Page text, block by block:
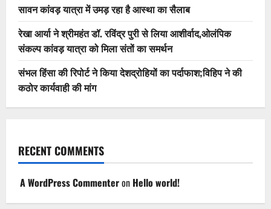
सावन कांवड़ यात्रा में उमड़ रहा है आस्था का सैलाब
रेखा आर्या ने श्रीमहंत डॉ. रविंद्र पुरी से लिया आशीर्वाद,ओलंपिक
संकल्प कांवड़ यात्रा को मिला संतों का समर्थन
संभल हिंसा की रिपोर्ट ने किया देशद्रोहियों का पर्दाफाश;विहिप ने की
कठोर कार्यवाही की मांग
RECENT COMMENTS
A WordPress Commenteron Hello world!